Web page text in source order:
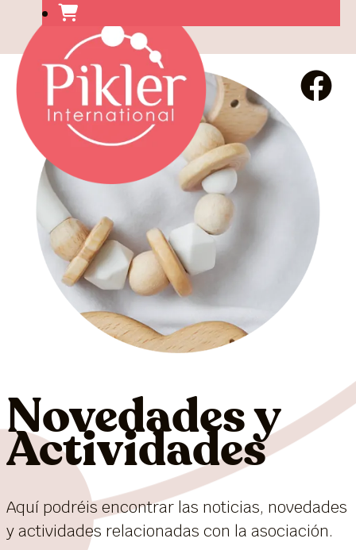
Novedades y
Actividades
Aquí podréis encontrar las noticias, novedades
y actividades relacionadas con la asociación.